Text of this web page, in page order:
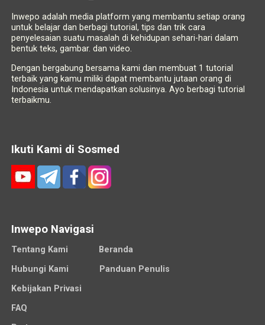
Inwepo adalah media platform yang membantu setiap orang
untuk belajar dan berbagi tutorial, tips dan trik cara
penyelesaian suatu masalah di kehidupan sehari-hari dalam
bentuk teks, gambar. dan video.
Dengan bergabung bersama kami dan membuat 1 tutorial
terbaik yang kamu miliki dapat membantu jutaan orang di
Indonesia untuk mendapatkan solusinya. Ayo berbagi tutorial
terbaikmu.
Ikuti Kami di Sosmed
Inwepo Navigasi
Tentang Kami
Beranda
Hubungi Kami
Panduan Penulis
Kebijakan Privasi
FAQ